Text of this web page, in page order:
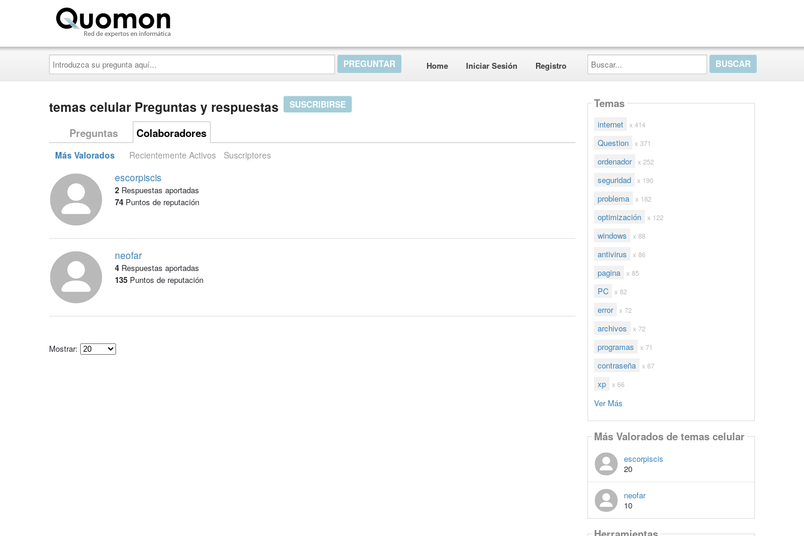
Introduzca
su
pregunta
aquí...
Home Iniciar Sesión Registro
Buscar...
temas celular Preguntas y respuestas SUSCRIBIRSE
Preguntas Colaboradores
Más Valorados Recientemente Activos Suscriptores
escorpiscis
2 Respuestas aportadas
74Puntos de reputación
neofar
4 Respuestas aportadas
135Puntos de reputación
Mostrar:
Temas
internet x 414
Question x 371
ordenador x 252
seguridad x 190
problema x 182
optimización x 122
windows x 88
antivirus x 86
pagina x 85
PC x 82
error x 72
archivos x 72
programas x 71
contraseña x 67
xp x 66
Ver Más
Más Valorados de temas celular
escorpiscis
20
neofar
10